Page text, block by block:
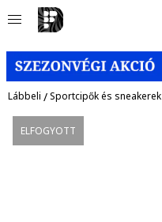
Lábbeli /Sportcipők és sneakerek
ELFOGYOTT